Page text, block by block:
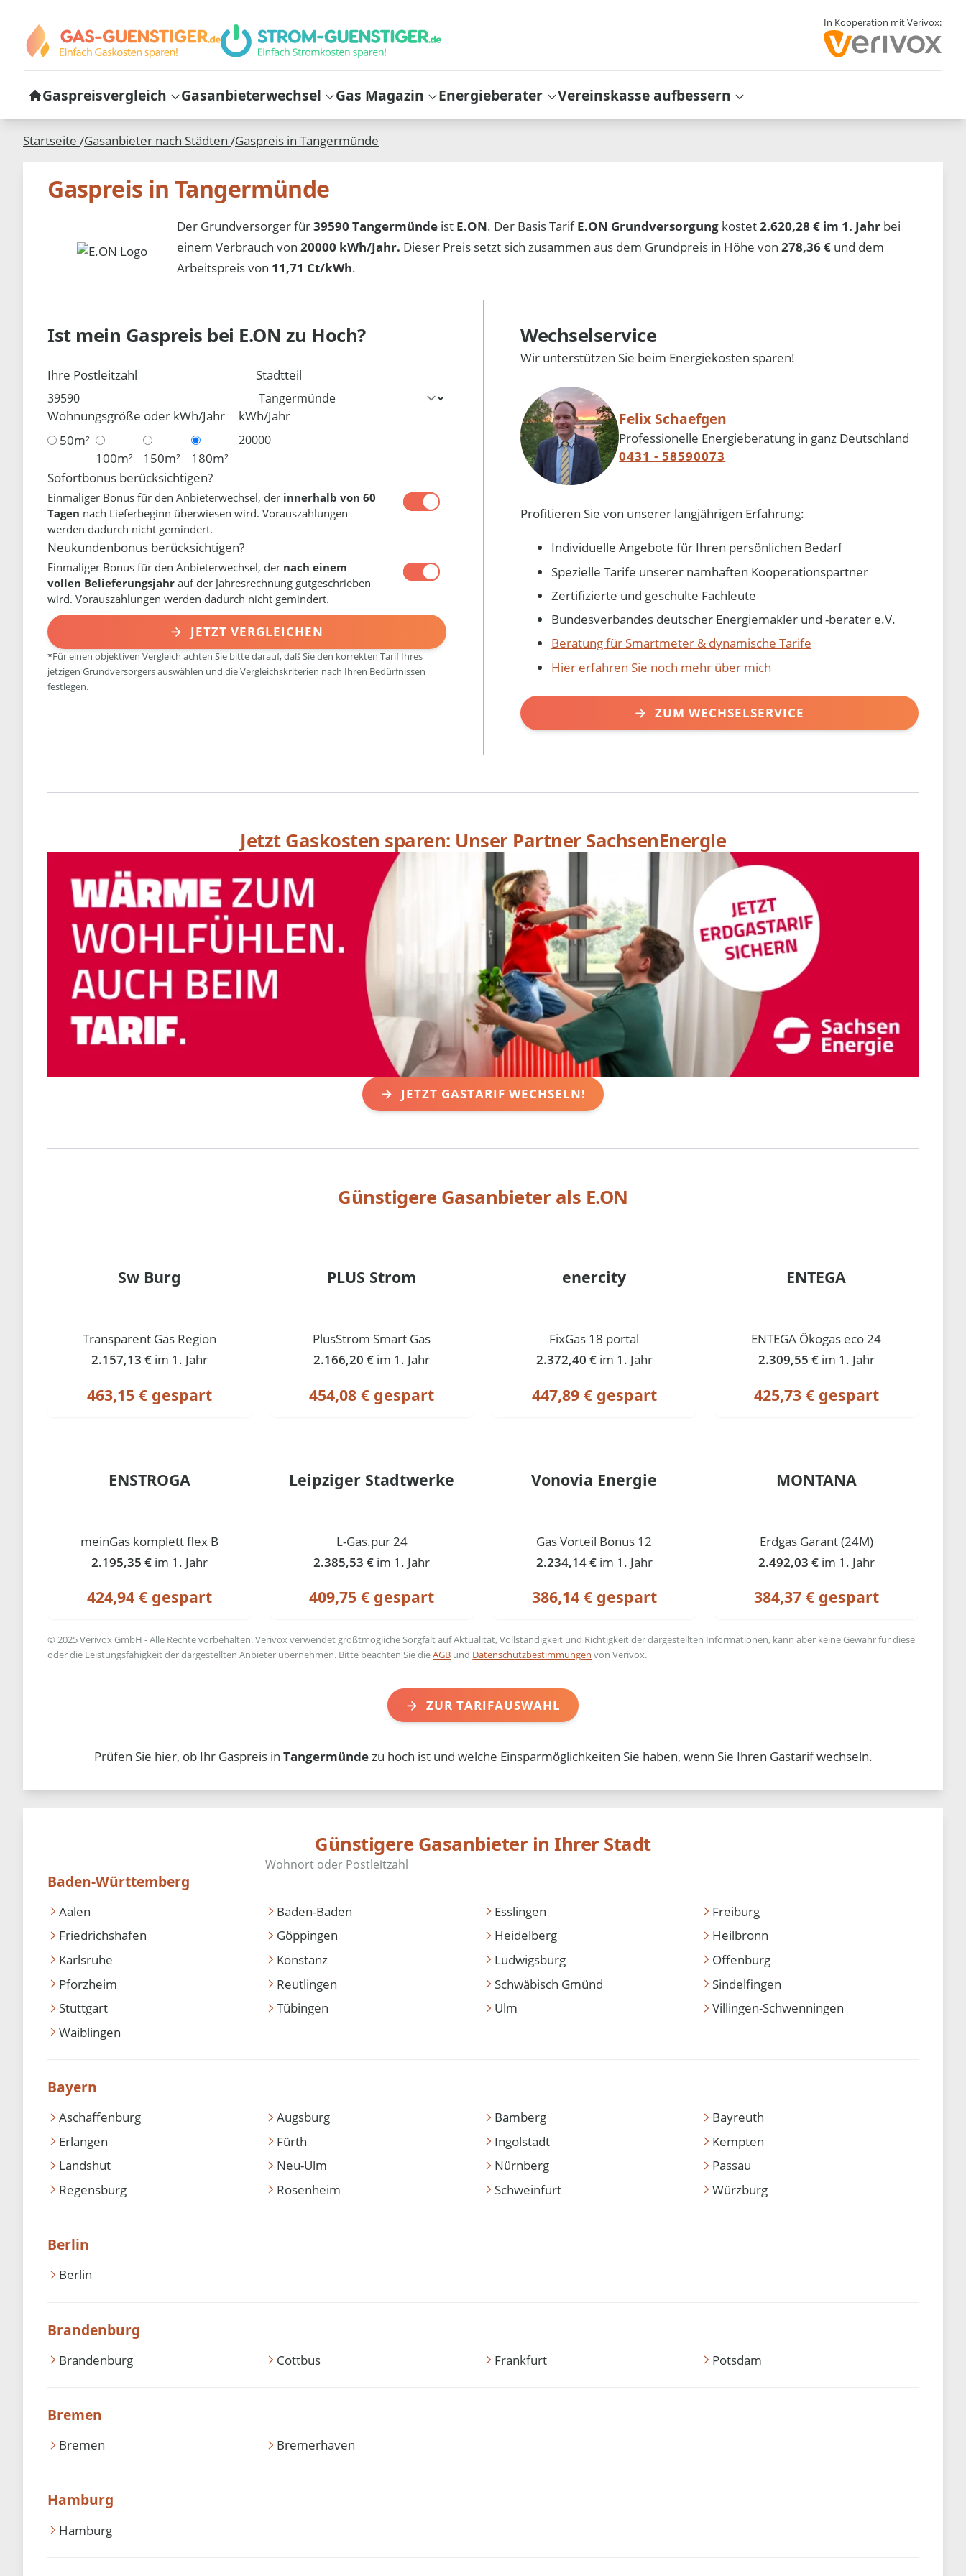
In Kooperation mit Verivox:
Gaspreisvergleich Gasanbieterwechsel Gas Magazin Energieberater Vereinskasse aufbessern
Startseite /Gasanbieter nach Städten /Gaspreis in Tangermünde
Gaspreis in Tangermünde
Der Grundversorger für39590 Tangermünde ist E.ON. Der Basis TarifE.ON Grundversorgung kostet2.620,28 € im 1. Jahr bei
einem Verbrauch von20000 kWh/Jahr. Dieser Preis setzt sich zusammen aus dem Grundpreis in Höhe von278,36 € und dem
Arbeitspreis von 11,71 Ct/kWh.
Ist mein Gaspreis bei E.ON zu Hoch?
Ihre Postleitzahl Stadtteil
Wohnungsgröße oder kWh/Jahr
50m²
100m²
150m² 180m²
kWh/Jahr
Sofortbonus berücksichtigen?
Einmaliger Bonus für den Anbieterwechsel, der innerhalb von 60
Tagen nach Lieferbeginn überwiesen wird. Vorauszahlungen
werden dadurch nicht gemindert.
Neukundenbonus berücksichtigen?
Einmaliger Bonus für den Anbieterwechsel, der nach einem
vollen Belieferungsjahr auf der Jahresrechnung gutgeschrieben
wird. Vorauszahlungen werden dadurch nicht gemindert.
JETZT VERGLEICHEN
*Für einen objektiven Vergleich achten Sie bitte darauf, daß Sie den korrekten Tarif Ihres
jetzigen Grundversorgers auswählen und die Vergleichskriterien nach Ihren Bedürfnissen
festlegen.
Wechselservice
Wir unterstützen Sie beim Energiekosten sparen!
Felix Schaefgen
Professionelle Energieberatung in ganz Deutschland
0431 - 58590073
Profitieren Sie von unserer langjährigen Erfahrung:
Individuelle Angebote für Ihren persönlichen Bedarf
Spezielle Tarife unserer namhaften Kooperationspartner
Zertifizierte und geschulte Fachleute
Bundesverbandes deutscher Energiemakler und -berater e.V.
Beratung für Smartmeter & dynamische Tarife
Hier erfahren Sie noch mehr über mich
ZUM WECHSELSERVICE
Jetzt Gaskosten sparen: Unser Partner SachsenEnergie
JETZT GASTARIF WECHSELN!
Günstigere Gasanbieter als E.ON
Sw Burg
Transparent Gas Region
2.157,13 € im 1. Jahr
463,15 € gespart
PLUS Strom
PlusStrom Smart Gas
2.166,20 € im 1. Jahr
454,08 € gespart
enercity
FixGas 18 portal
2.372,40 € im 1. Jahr
447,89 € gespart
ENTEGA
ENTEGA Ökogas eco 24
2.309,55 € im 1. Jahr
425,73 € gespart
ENSTROGA
meinGas komplett flex B
2.195,35 € im 1. Jahr
424,94 € gespart
Leipziger Stadtwerke
L-Gas.pur 24
2.385,53 € im 1. Jahr
409,75 € gespart
Vonovia Energie
Gas Vorteil Bonus 12
2.234,14 € im 1. Jahr
386,14 € gespart
MONTANA
Erdgas Garant (24M)
2.492,03 € im 1. Jahr
384,37 € gespart
© 2025 Verivox GmbH - Alle Rechte vorbehalten. Verivox verwendet größtmögliche Sorgfalt auf Aktualität, Vollständigkeit und Richtigkeit der dargestellten Informationen, kann aber keine Gewähr für diese
oder die Leistungsfähigkeit der dargestellten Anbieter übernehmen. Bitte beachten Sie dieAGB und Datenschutzbestimmungen von Verivox.
ZUR TARIFAUSWAHL
Prüfen Sie hier, ob Ihr Gaspreis in Tangermündezu hoch ist und welche Einsparmöglichkeiten Sie haben, wenn Sie Ihren Gastarif wechseln.
Günstigere Gasanbieter in Ihrer Stadt
Baden-Württemberg
Aalen Baden-Baden Esslingen
Freiburg
Friedrichshafen
Göppingen Heidelberg
Heilbronn
Karlsruhe
Konstanz Ludwigsburg
Offenburg
Pforzheim
Reutlingen Schwäbisch Gmünd
Sindelfingen
Stuttgart
Tübingen Ulm
Villingen-Schwenningen
Waiblingen
Bayern
Aschaffenburg Augsburg Bamberg
Bayreuth
Erlangen
Fürth Ingolstadt
Kempten
Landshut
Neu-Ulm Nürnberg
Passau
Regensburg
Rosenheim Schweinfurt Würzburg
Berlin
Berlin
Brandenburg
Brandenburg Cottbus Frankfurt Potsdam
Bremen
Bremen Bremerhaven
Hamburg
Hamburg